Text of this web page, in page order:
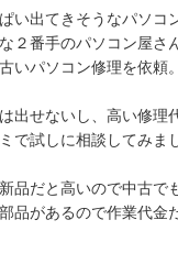
い出てきそうなパソコ
２番手のパソコン屋さ
いパソコン修理を依頼。
出せないし、高い修理
で試しに相談してみま
品だと高いので中古で
品があるので作業代金